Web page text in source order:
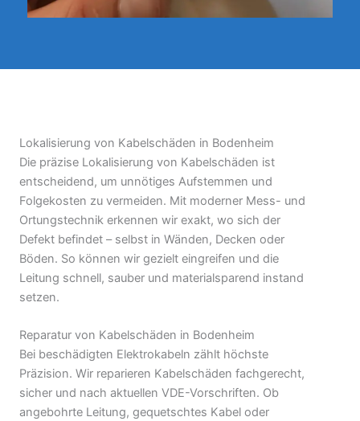
Lokalisierung von Kabelschäden in Bodenheim
Die präzise Lokalisierung von Kabelschäden ist
entscheidend, um unnötiges Aufstemmen und
Folgekosten zu vermeiden. Mit moderner Mess- und
Ortungstechnik erkennen wir exakt, wo sich der
Defekt befindet – selbst in Wänden, Decken oder
Böden. So können wir gezielt eingreifen und die
Leitung schnell, sauber und materialsparend instand
setzen.
Reparatur von Kabelschäden in Bodenheim
Bei beschädigten Elektrokabeln zählt höchste
Präzision. Wir reparieren Kabelschäden fachgerecht,
sicher und nach aktuellen VDE-Vorschriften. Ob
angebohrte Leitung, gequetschtes Kabel oder